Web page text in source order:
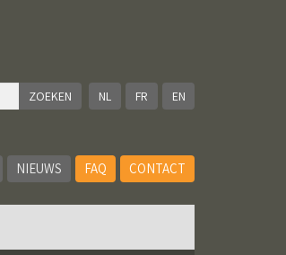
NL FR EN
NIEUWS FAQ CONTACT